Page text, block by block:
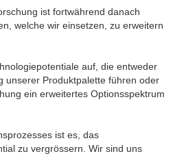
ist fortwährend danach
welche wir einsetzen, zu erweitern
auf, die entweder
unserer Produktpalette führen oder
ein erweitertes Optionsspektrum
ist es, das
zu vergrössern. Wir sind uns